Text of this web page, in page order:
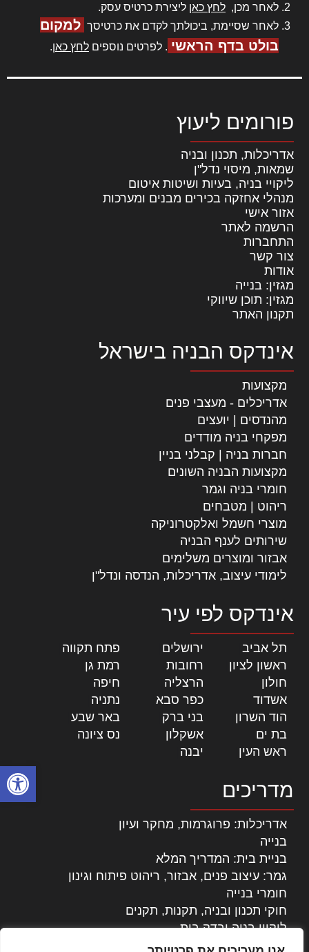
פתח
לאחר מכן, לחץ כאן ליצירת כרטיס עסק.
לאחר שסיימת, ביכולתך לקדם את כרטיסך למקום
בולט בדף הראשי . לפרטים נוספים לחץ כאן.
פורומים ליעוץ
אדריכלות, תכנון ובניה
שמאות, מיסוי נדל"ן
ליקויי בניה, בעיות ושיטות איטום
מנהלי אחזקה בכירים מבנים ומערכות
אזור אישי
הרשמה לאתר
התחברות
צור קשר
אודות
מגזין: בנייה
מגזין: תוכן שיווקי
תקנון האתר
אינדקס הבניה בישראל
מקצועות
אדריכלים - מעצבי פנים
מהנדסים | יועצים
מפקחי בניה מודדים
חברות בניה | קבלני בניין
מקצועות הבניה השונים
חומרי בניה וגמר
ריהוט | מטבחים
מוצרי חשמל ואלקטרוניקה
שירותים לענף הבניה
אבזור ומוצרים משלימים
לימודי עיצוב, אדריכלות, הנדסה ונדל"ן
אינדקס לפי עיר
תל אביב ירושלים פתח תקווה
ראשון לציון
רחובות רמת גן
חולון
הרצליה חיפה
אשדוד
כפר סבא נתניה
הוד השרון
בני ברק באר שבע
בת ים
אשקלון נס ציונה
ראש העין
יבנה
מדריכים
אדריכלות: פרוגרמות, מחקר ועיון
בנייה
בניית בית: המדריך המלא
גמר: עיצוב פנים, אבזור, ריהוט פיתוח וגינון
חומרי בנייה
חוקי תכנון ובניה, תקנות, תקנים
ליקויי בניה ובדק בית
נדל"ן: זכויות, אגרות ועסקאות